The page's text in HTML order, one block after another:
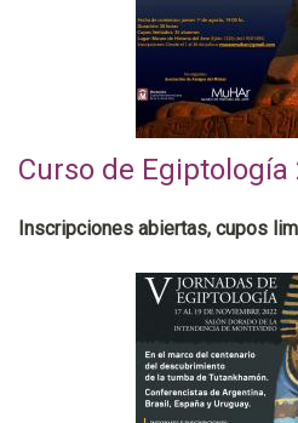
Curso de Egiptología
Inscripciones abiertas, cupos